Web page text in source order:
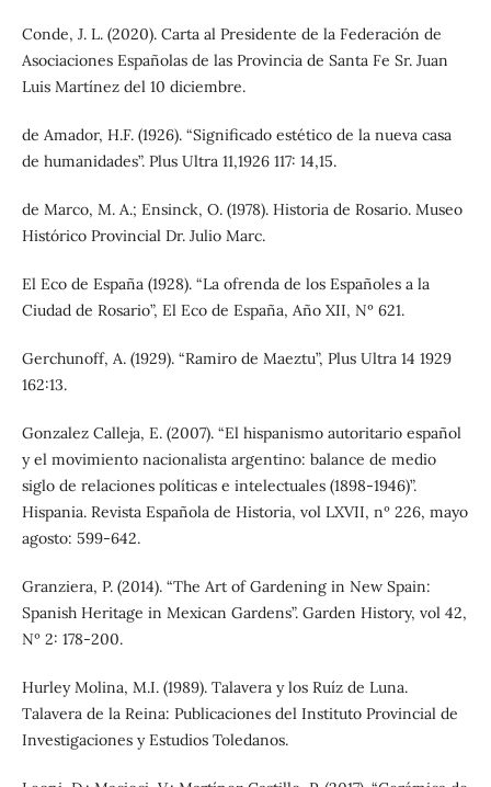
Conde, J. L. (2020). Carta al Presidente de la Federación de
Asociaciones Españolas de las Provincia de Santa Fe Sr. Juan
Luis Martínez del 10 diciembre.
de Amador, H.F. (1926). “Significado estético de la nueva casa
de humanidades”. Plus Ultra 11,1926 117: 14,15.
de Marco, M. A.; Ensinck, O. (1978). Historia de Rosario. Museo
Histórico Provincial Dr. Julio Marc.
El Eco de España (1928). “La ofrenda de los Españoles a la
Ciudad de Rosario”, El Eco de España, Año XII, Nº 621.
Gerchunoff, A. (1929). “Ramiro de Maeztu”, Plus Ultra 14 1929
162:13.
Gonzalez Calleja, E. (2007). “El hispanismo autoritario español
y el movimiento nacionalista argentino: balance de medio
siglo de relaciones políticas e intelectuales (1898-1946)”.
Hispania. Revista Española de Historia, vol LXVII, nº 226, mayo
agosto: 599-642.
Granziera, P. (2014). “The Art of Gardening in New Spain:
Spanish Heritage in Mexican Gardens”. Garden History, vol 42,
Nº 2: 178-200.
Hurley Molina, M.I. (1989). Talavera y los Ruíz de Luna.
Talavera de la Reina: Publicaciones del Instituto Provincial de
Investigaciones y Estudios Toledanos.